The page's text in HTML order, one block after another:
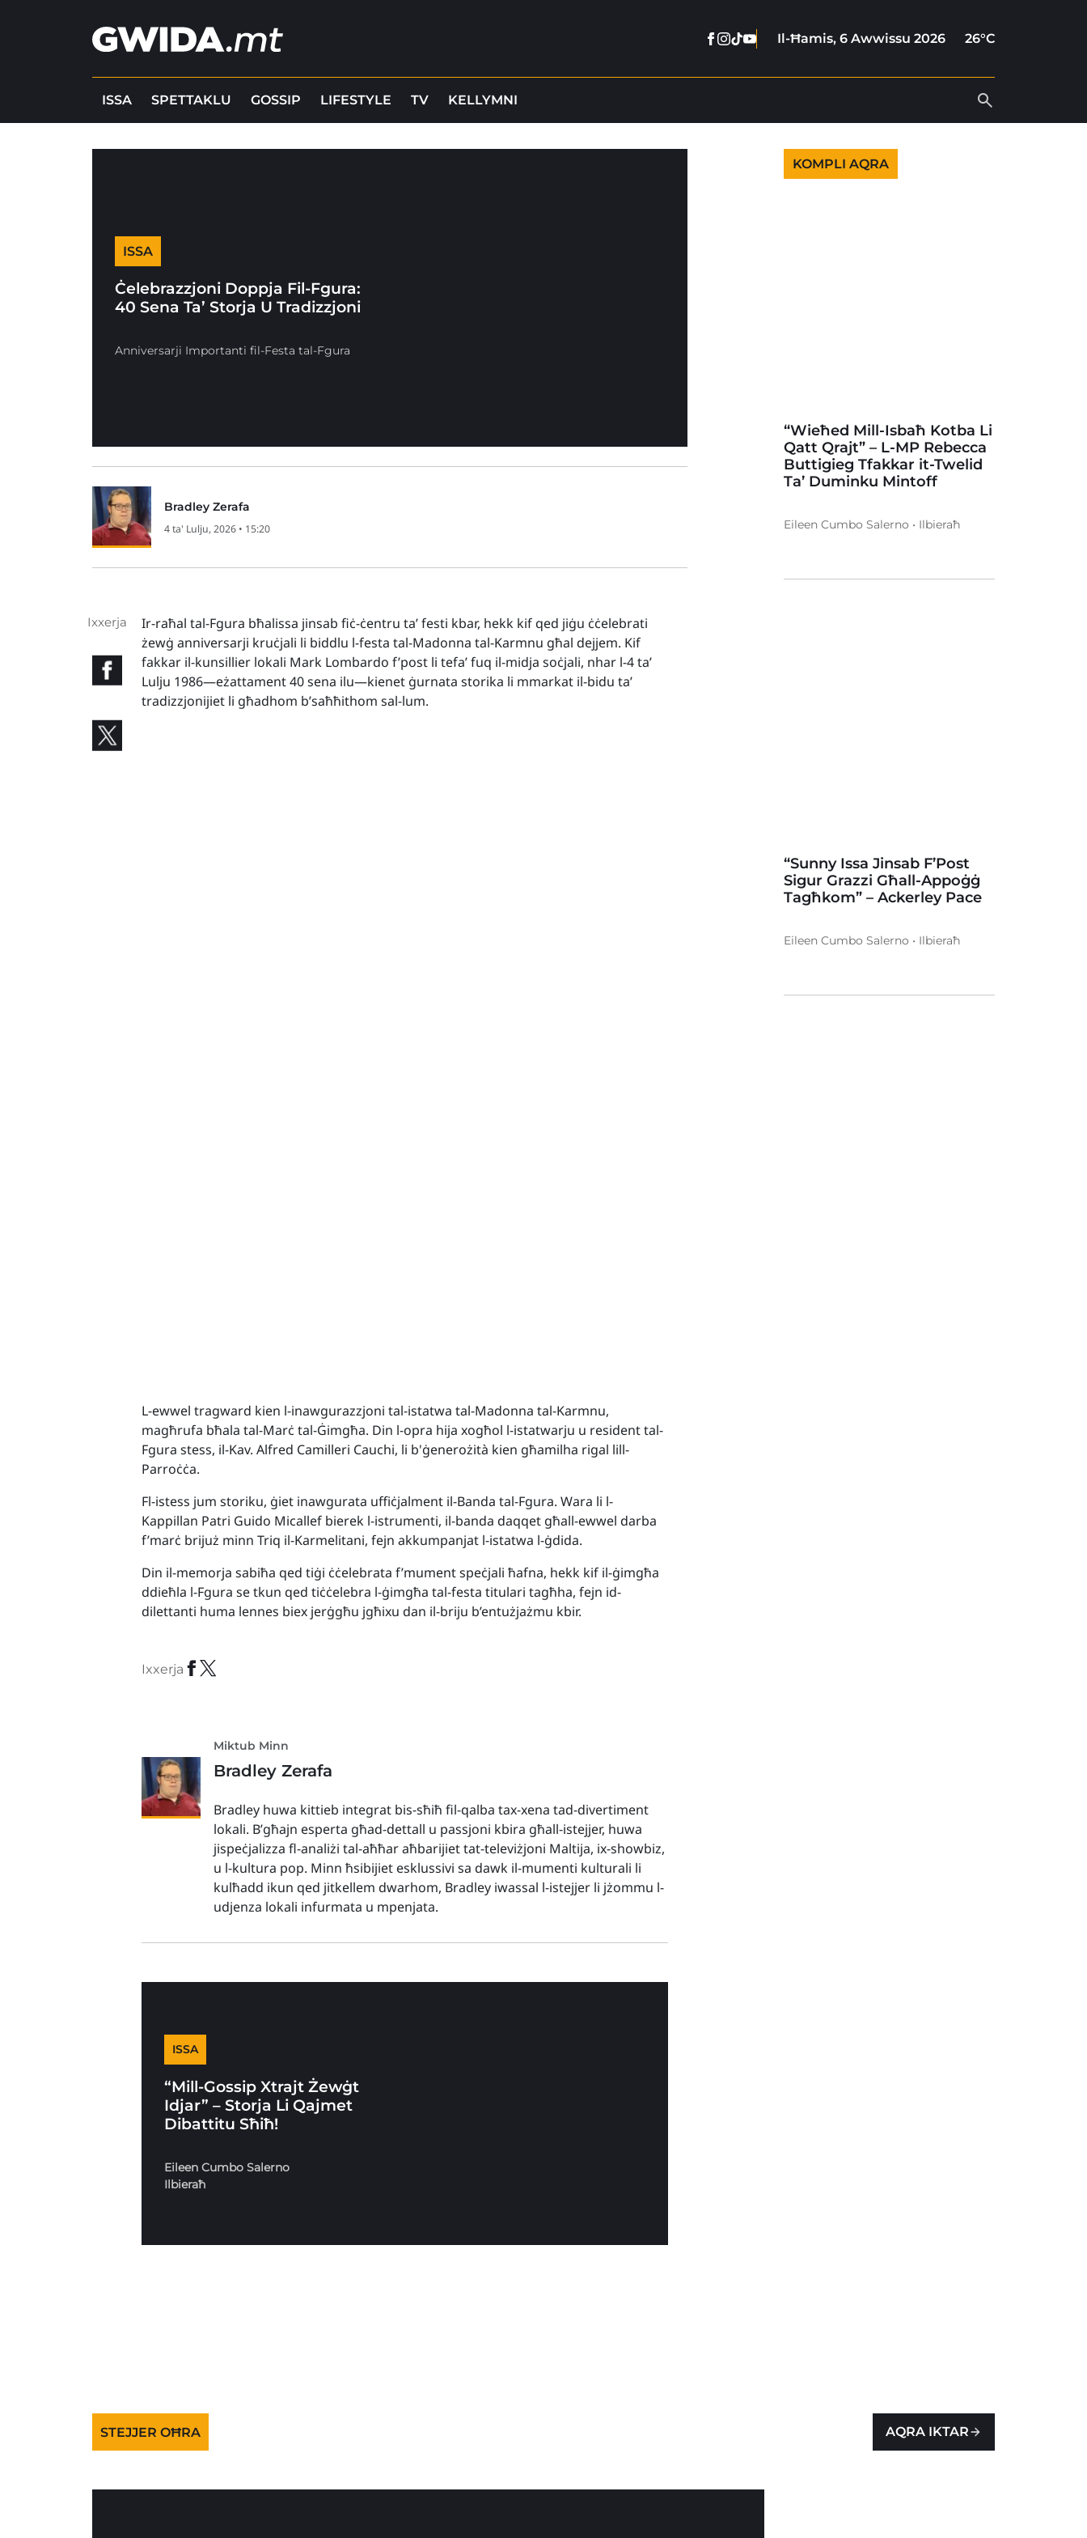
Facebook
Instagram
Tiktok
YoutubeIl-Ħamis, 6 Awwissu 2026 26°C
ISSA SPETTAKLU GOSSIP LIFESTYLE TV KELLYMNI
ISSA
Ċelebrazzjoni Doppja Fil-Fgura:
40 Sena Ta’ Storja U Tradizzjoni
Anniversarji Importanti fil-Festa tal-Fgura
Bradley Zerafa
4 ta' Lulju, 2026 • 15:20
Ixxerja
Ir-raħal tal-Fgura bħalissa jinsab fiċ-ċentru ta’ festi kbar, hekk kif qed jiġu ċċelebrati
żewġ anniversarji kruċjali li biddlu l-festa tal-Madonna tal-Karmnu għal dejjem. Kif
fakkar il-kunsillier lokali Mark Lombardo f’post li tefa’ fuq il-midja soċjali, nhar l-4 ta’
Lulju 1986—eżattament 40 sena ilu—kienet ġurnata storika li mmarkat il-bidu ta’
tradizzjonijiet li għadhom b’saħħithom sal-lum.
L-ewwel tragward kien l-inawgurazzjoni tal-istatwa tal-Madonna tal-Karmnu,
magħrufa bħala tal-Marċ tal-Ġimgħa. Din l-opra hija xogħol l-istatwarju u resident tal-
Fgura stess, il-Kav. Alfred Camilleri Cauchi, li b'ġenerożità kien għamilha rigal lill-
Parroċċa.
Fl-istess jum storiku, ġiet inawgurata uffiċjalment il-Banda tal-Fgura. Wara li l-
Kappillan Patri Guido Micallef bierek l-istrumenti, il-banda daqqet għall-ewwel darba
f’marċ brijuż minn Triq il-Karmelitani, fejn akkumpanjat l-istatwa l-ġdida.
Din il-memorja sabiħa qed tiġi ċċelebrata f’mument speċjali ħafna, hekk kif il-ġimgħa
ddieħla l-Fgura se tkun qed tiċċelebra l-ġimgħa tal-festa titulari tagħha, fejn id-
dilettanti huma lennes biex jerġgħu jgħixu dan il-briju b’entużjażmu kbir.
Ixxerja
Miktub Minn
Bradley Zerafa
Bradley huwa kittieb integrat bis-sħiħ fil-qalba tax-xena tad-divertiment
lokali. B’għajn esperta għad-dettall u passjoni kbira għall-istejjer, huwa
jispeċjalizza fl-analiżi tal-aħħar aħbarijiet tat-televiżjoni Maltija, ix-showbiz,
u l-kultura pop. Minn ħsibijiet esklussivi sa dawk il-mumenti kulturali li
kulħadd ikun qed jitkellem dwarhom, Bradley iwassal l-istejjer li jżommu l-
udjenza lokali infurmata u mpenjata.
ISSA
“Mill-Gossip Xtrajt Żewġt
Idjar” – Storja Li Qajmet
Dibattitu Sħiħ!
Eileen Cumbo Salerno
Ilbieraħ
KOMPLI AQRA
“Wieħed Mill-Isbaħ Kotba Li
Qatt Qrajt” – L-MP Rebecca
Buttigieg Tfakkar it-Twelid
Ta’ Duminku Mintoff
Eileen Cumbo Salerno • Ilbieraħ
“Sunny Issa Jinsab F’Post
Sigur Grazzi Għall-Appoġġ
Tagħkom” – Ackerley Pace
Eileen Cumbo Salerno • Ilbieraħ
STEJJER OĦRA AQRA IKTAR